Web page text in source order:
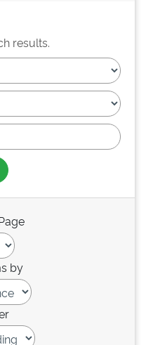
results.
by